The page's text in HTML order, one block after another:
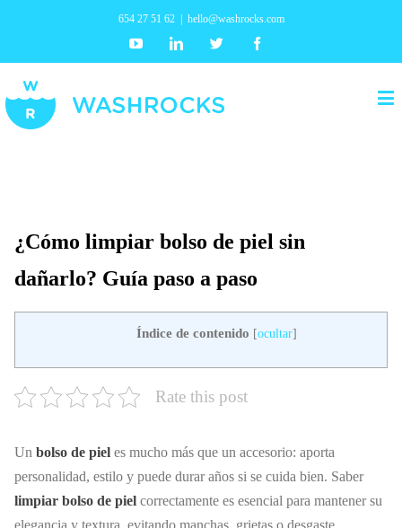
654 27 51 62 hello@washrocks.com
YoutubeLinkedin Twitter
¿Cómo limpiar bolso de piel sin
dañarlo? Guía paso a paso
Índice de contenido [ocultar]
Rate this post
Un bolso de piel es mucho más que un accesorio: aporta
personalidad, estilo y puede durar años si se cuida bien. Saber
limpiar bolso de piel correctamente es esencial para mantener su
elegancia y textura, evitando manchas, grietas o desgaste